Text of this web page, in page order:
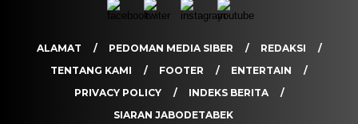
ALAMAT PEDOMAN MEDIA SIBER
REDAKSI
TENTANG KAMI
FOOTER
ENTERTAIN
PRIVACY POLICY
INDEKS BERITA
SIARAN JABODETABEK